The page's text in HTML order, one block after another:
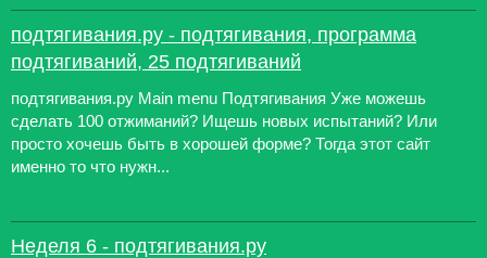
подтягивания.ру - подтягивания, программа
подтягиваний, 25 подтягиваний
подтягивания.ру Main menu Подтягивания Уже можешь
сделать 100 отжиманий? Ищешь новых испытаний? Или
просто хочешь быть в хорошей форме? Тогда этот сайт
именно то что нужн...
Неделя 6 - подтягивания.ру